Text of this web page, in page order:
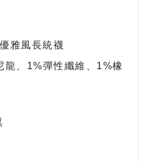
雅風長統襪
、1%彈性纖維、1%橡